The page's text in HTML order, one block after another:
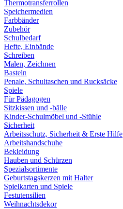
Thermotransferrollen
Speichermedien
Farbbänder
Zubehör
Schulbedarf
Hefte, Einbände
Schreiben
Malen, Zeichnen
Basteln
Penale, Schultaschen und Rucksäcke
Spiele
Für Pädagogen
Sitzkissen und -bälle
Kinder-Schulmöbel und -Stühle
Sicherheit
Arbeitsschutz, Sicherheit & Erste Hilfe
Arbeitshandschuhe
Bekleidung
Hauben und Schürzen
Spezialsortimente
Geburtstagskerzen mit Halter
Spielkarten und Spiele
Festutensilien
Weihnachtsdekor